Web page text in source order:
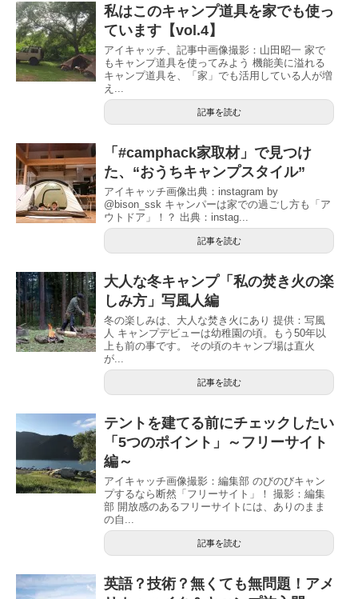
私はこのキャンプ道具を家でも使っ
ています【vol.4】
アイキャッチ、記事中画像撮影：山田昭一 家で
もキャンプ道具を使ってみよう 機能美に溢れる
キャンプ道具を、「家」でも活用している人が増
え...
記事を読む
「#camphack家取材」で見つけ
た、“おうちキャンプスタイル”
アイキャッチ画像出典：instagram by
@bison_ssk キャンパーは家での過ごし方も「ア
ウトドア」！？ 出典：instag...
記事を読む
大人な冬キャンプ「私の焚き火の楽
しみ方」写風人編
冬の楽しみは、大人な焚き火にあり 提供：写風
人 キャンプデビューは幼稚園の頃。もう50年以
上も前の事です。 その頃のキャンプ場は直火
が...
記事を読む
テントを建てる前にチェックしたい
「5つのポイント」～フリーサイト
編～
アイキャッチ画像撮影：編集部 のびのびキャン
プするなら断然「フリーサイト」！ 撮影：編集
部 開放感のあるフリーサイトには、ありのまま
の自...
記事を読む
英語？技術？無くても無問題！アメ